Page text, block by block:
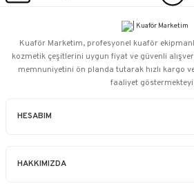
HESABIM
HAKKIMIZDA
Kuaför Marketim, profesyonel kuaför
kozmetik çeşitlerini uygun fiyat ve güvenli
memnuniyetini ön planda tutarak hızlı kargo
faaliyet